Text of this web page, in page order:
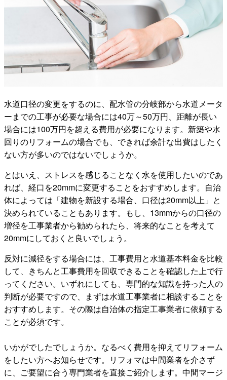
水道口径の変更をするのに、配水管の分岐部から水道メータ
ーまでの工事が必要な場合には40万～50万円、距離が長い
場合には100万円を超える費用が必要になります。新築や水
回りのリフォームの場合でも、できれば余計な出費はしたく
ない方が多いのではないでしょうか。
とはいえ、ストレスを感じることなく水を使用したいのであ
れば、経口を20mmに変更することをおすすめします。自治
体によっては「建物を新設する場合、口径は20mm以上」と
決められていることもあります。もし、13mmからの口径の
増径を工事業者から勧められたら、将来的なことを考えて
20mmにしておくと良いでしょう。
反対に減径をする場合には、工事費用と水道基本料金を比較
して、きちんと工事費用を回収できることを確認した上で行
ってください。いずれにしても、専門的な知識を持った人の
判断が必要ですので、まずは水道工事業者に相談することを
おすすめします。その際は自治体の指定工事業者に依頼する
ことが必須です。
いかがでしたでしょうか。なるべく費用を抑えてリフォーム
をしたい方へお知らせです。リフォマは中間業者を介さず
に、ご要望に合う専門業者を直接ご紹介します。中間マージ